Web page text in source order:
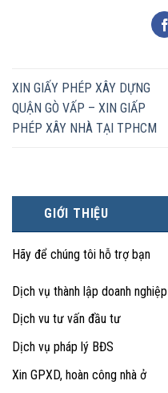
GIỚI THIỆU
Hãy để chúng tôi hỗ trợ bạn
Dịch vụ thành lập doanh nghiệp
Dịch vu tư vấn đầu tư
Dịch vụ pháp lý BĐS
Xin GPXD, hoàn công nhà ở
XIN GIẤY PHÉP XÂY DỰNG
QUẬN GÒ VẤP – XIN GIẤP
PHÉP XÂY NHÀ TẠI TPHCM